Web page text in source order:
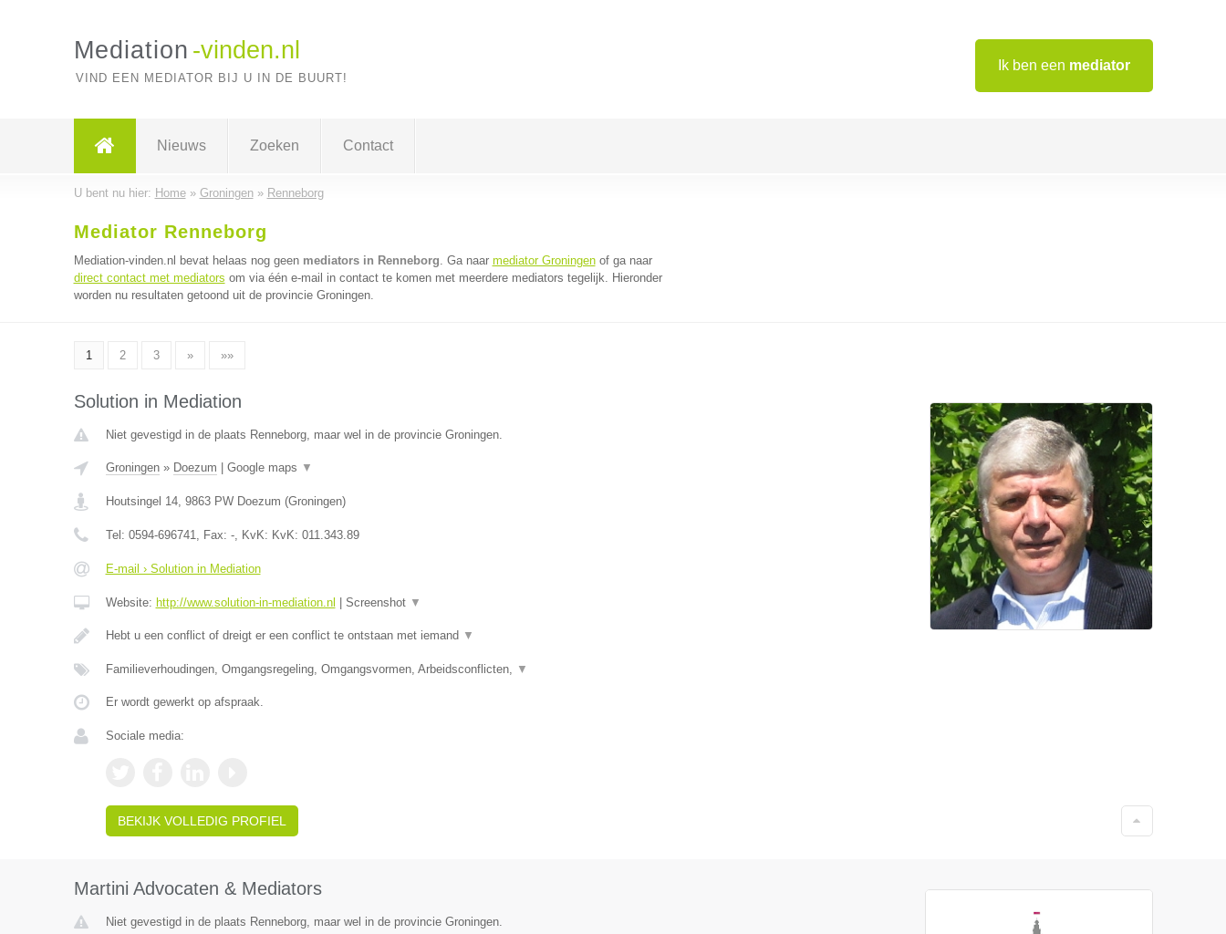
Ik ben een mediator
Mediation -vinden.nl
VIND EEN MEDIATOR BIJ U IN DE BUURT!
Nieuws Zoeken Contact
U bent nu hier: Home» Groningen» Renneborg
Mediator Renneborg
Mediation-vinden.nl bevat helaas nog geen mediators in Renneborg. Ga naar mediator Groningenof ga naar
direct contact met mediators om via één e-mail in contact te komen met meerdere mediators tegelijk. Hieronder
worden nu resultaten getoond uit de provincie Groningen.
1 2 3 » »»
Solution in Mediation
Niet gevestigd in de plaats Renneborg, maar wel in de provincie Groningen.
Groningen» Doezum Google maps ▼
Houtsingel 14, 9863 PW Doezum (Groningen)
Tel: 0594-696741, Fax: -, KvK: KvK: 011.343.89
E-mail › Solution in Mediation
Website: http://www.solution-in-mediation.nl Screenshot ▼
Hebt u een conflict of dreigt er een conflict te ontstaan met iemand ▼
Familieverhoudingen, Omgangsregeling, Omgangsvormen, Arbeidsconflicten, ▼
Er wordt gewerkt op afspraak.
Sociale media:
BEKIJK VOLLEDIG PROFIEL
Martini Advocaten & Mediators
Niet gevestigd in de plaats Renneborg, maar wel in de provincie Groningen.